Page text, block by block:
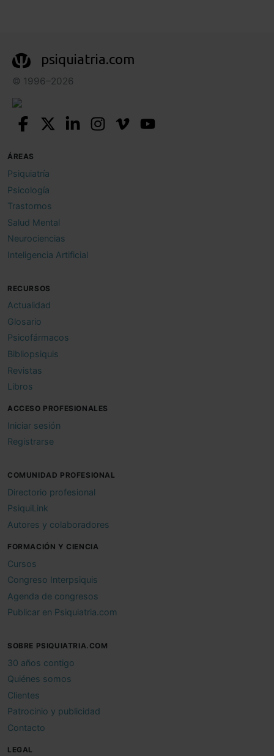
psiquiatria.com
© 1996–2026
ÁREAS
Psiquiatría
Psicología
Trastornos
Salud Mental
Neurociencias
Inteligencia Artificial
RECURSOS
Actualidad
Glosario
Psicofármacos
Bibliopsiquis
Revistas
Libros
ACCESO PROFESIONALES
Iniciar sesión
Registrarse
COMUNIDAD PROFESIONAL
Directorio profesional
PsiquiLink
Autores y colaboradores
FORMACIÓN Y CIENCIA
Cursos
Congreso Interpsiquis
Agenda de congresos
Publicar en Psiquiatria.com
SOBRE PSIQUIATRIA.COM
30 años contigo
Quiénes somos
Clientes
Patrocinio y publicidad
Contacto
LEGAL